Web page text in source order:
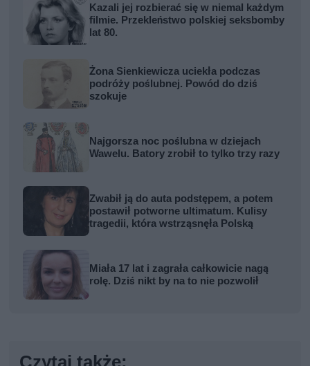
Kazali jej rozbierać się w niemal każdym
filmie. Przekleństwo polskiej seksbomby
lat 80.
Żona Sienkiewicza uciekła podczas
podróży poślubnej. Powód do dziś
szokuje
Najgorsza noc poślubna w dziejach
Wawelu. Batory zrobił to tylko trzy razy
Zwabił ją do auta podstępem, a potem
postawił potworne ultimatum. Kulisy
tragedii, która wstrząsnęła Polską
Miała 17 lat i zagrała całkowicie nagą
rolę. Dziś nikt by na to nie pozwolił
Czytaj także: